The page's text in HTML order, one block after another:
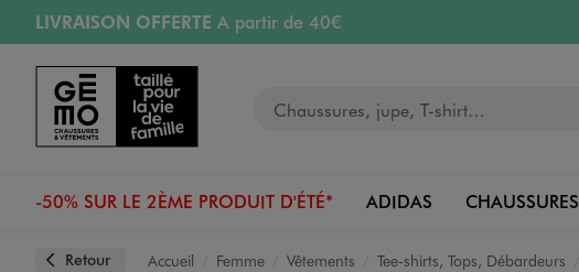
Aller au contenu principal
Aller à la navigation
LIVRAISON OFFERTE A partir de 40€
RETRAIT ET LIVRAISON OFFERTE
RÉSERVATION GRATUITE
4h en magasin
Retours OFFERTSpendant 30 jours
-50% SUR LE 2ÈME PRODUIT D'ÉTÉ* ADIDAS CHAUSSURES
Retour Accueil Femme Vêtements Tee-shirts, Tops, Débardeurs